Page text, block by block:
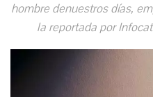
hombre denuestros días,
la reportada por